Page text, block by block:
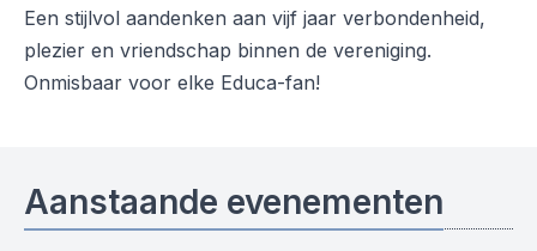
Een stijlvol aandenken aan vijf jaar verbondenheid,
plezier en vriendschap binnen de vereniging.
Onmisbaar voor elke Educa-fan!
Aanstaande evenementen